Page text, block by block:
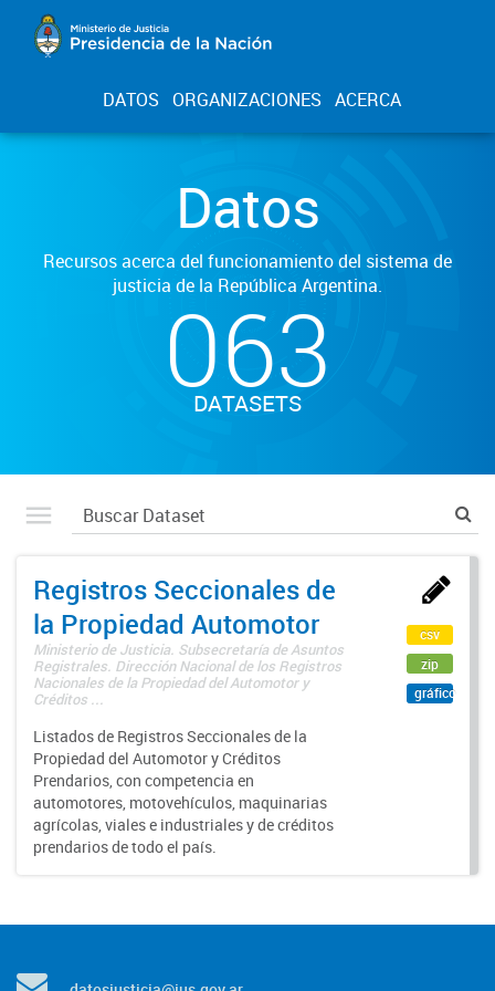
DATOS ORGANIZACIONES ACERCA
Datos
Recursos acerca del funcionamiento del sistema de
justicia de la República Argentina.
063
DATASETS
Registros Seccionales de
la Propiedad Automotor
Ministerio de Justicia. Subsecretaría de Asuntos
Registrales. Dirección Nacional de los Registros
Nacionales de la Propiedad del Automotor y
Créditos ...
Listados de Registros Seccionales de la
Propiedad del Automotor y Créditos
Prendarios, con competencia en
automotores, motovehículos, maquinarias
agrícolas, viales e industriales y de créditos
prendarios de todo el país.
csv
zip
gráfico